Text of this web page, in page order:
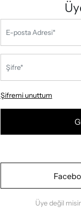
Şifremi unuttum
Üye değil